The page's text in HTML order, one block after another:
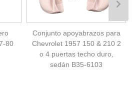
80
Conjunto apoyabrazos para
Chevrolet 1957 150 & 210 2
o 4 puertas techo duro,
sedán B35-6103